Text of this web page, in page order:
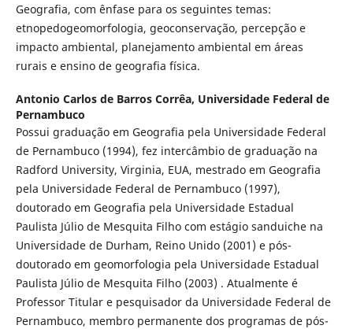
Geografia, com ênfase para os seguintes temas:
etnopedogeomorfologia, geoconservação, percepção e
impacto ambiental, planejamento ambiental em áreas
rurais e ensino de geografia física.
Antonio Carlos de Barros Corrêa, Universidade Federal de
Pernambuco
Possui graduação em Geografia pela Universidade Federal
de Pernambuco (1994), fez intercâmbio de graduação na
Radford University, Virginia, EUA, mestrado em Geografia
pela Universidade Federal de Pernambuco (1997),
doutorado em Geografia pela Universidade Estadual
Paulista Júlio de Mesquita Filho com estágio sanduiche na
Universidade de Durham, Reino Unido (2001) e pós-
doutorado em geomorfologia pela Universidade Estadual
Paulista Júlio de Mesquita Filho (2003) . Atualmente é
Professor Titular e pesquisador da Universidade Federal de
Pernambuco, membro permanente dos programas de pós-